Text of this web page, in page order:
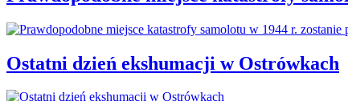
Ostatni dzień ekshumacji w Ostrówkach